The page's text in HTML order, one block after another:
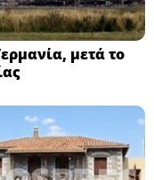
μετά το